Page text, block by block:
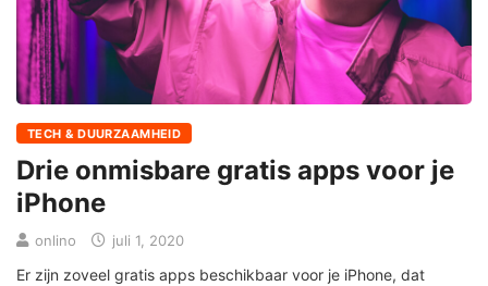
TECH & DUURZAAMHEID
Drie onmisbare gratis apps voor je
iPhone
onlino juli 1, 2020
Er zijn zoveel gratis apps beschikbaar voor je iPhone, dat